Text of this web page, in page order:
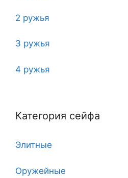
2 ружья
3 ружья
4 ружья
6
7
7 клинков
Категория сейфа
Элитные
Оружейные